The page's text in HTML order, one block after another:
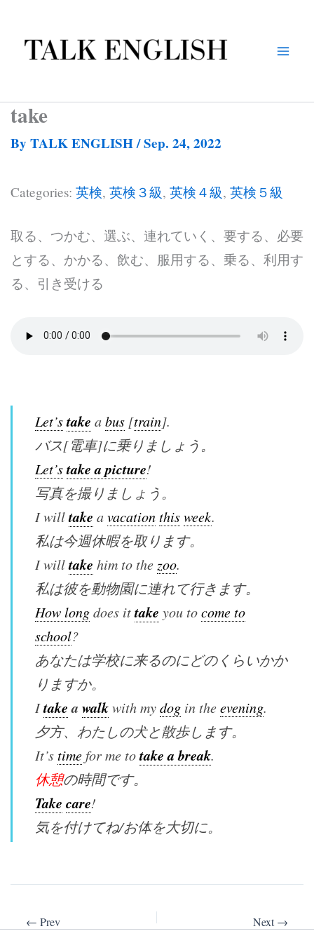
content
take
By TALK ENGLISH/Sep. 24, 2022
Categories: 英検, 英検３級, 英検４級, 英検５級
取る、つかむ、選ぶ、連れていく、要する、必要
とする、かかる、飲む、服用する、乗る、利用す
る、引き受ける
Let’stake abus[train].
バス[電車]に乗りましょう。
Let’stake a picture!
写真を撮りましょう。
I willtake avacation this week.
私は今週休暇を取ります。
I willtake him to the zoo.
私は彼を動物園に連れて行きます。
How longdoes ittake you tocome to
school?
あなたは学校に来るのにどのくらいかか
りますか。
Itakea walkwith mydogin theevening.
夕方、わたしの犬と散歩します。
It’stimefor me totake a break.
休憩の時間です。
Take care!
気を付けてね/お体を大切に。